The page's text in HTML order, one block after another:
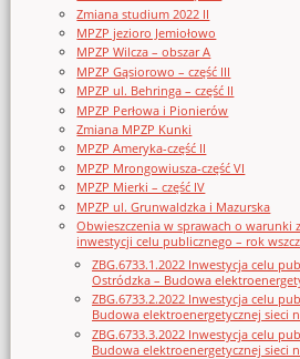
Zmiana studium 2022 II
MPZP jezioro Jemiołowo
MPZP Wilcza – obszar A
MPZP Gąsiorowo – część III
MPZP ul. Behringa – część II
MPZP Perłowa i Pionierów
Zmiana MPZP Kunki
MPZP Ameryka-część II
MPZP Mrongowiusza-część VI
MPZP Mierki – część IV
MPZP ul. Grunwaldzka i Mazurska
Obwieszczenia w sprawach o warunki
inwestycji celu publicznego – rok
ZBG.6733.1.2022 Inwestycja celu
Ostródzka – Budowa
ZBG.6733.2.2022 Inwestycja celu
Budowa elektroenergetycznej sieci
ZBG.6733.3.2022 Inwestycja celu
Budowa elektroenergetycznej sieci